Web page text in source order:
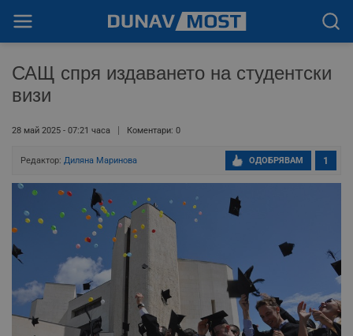
САЩ спря издаването на студентски
визи
28 май 2025 - 07:21 часа Коментари: 0
Редактор: Диляна Маринова 1
ОДОБРЯВАМ